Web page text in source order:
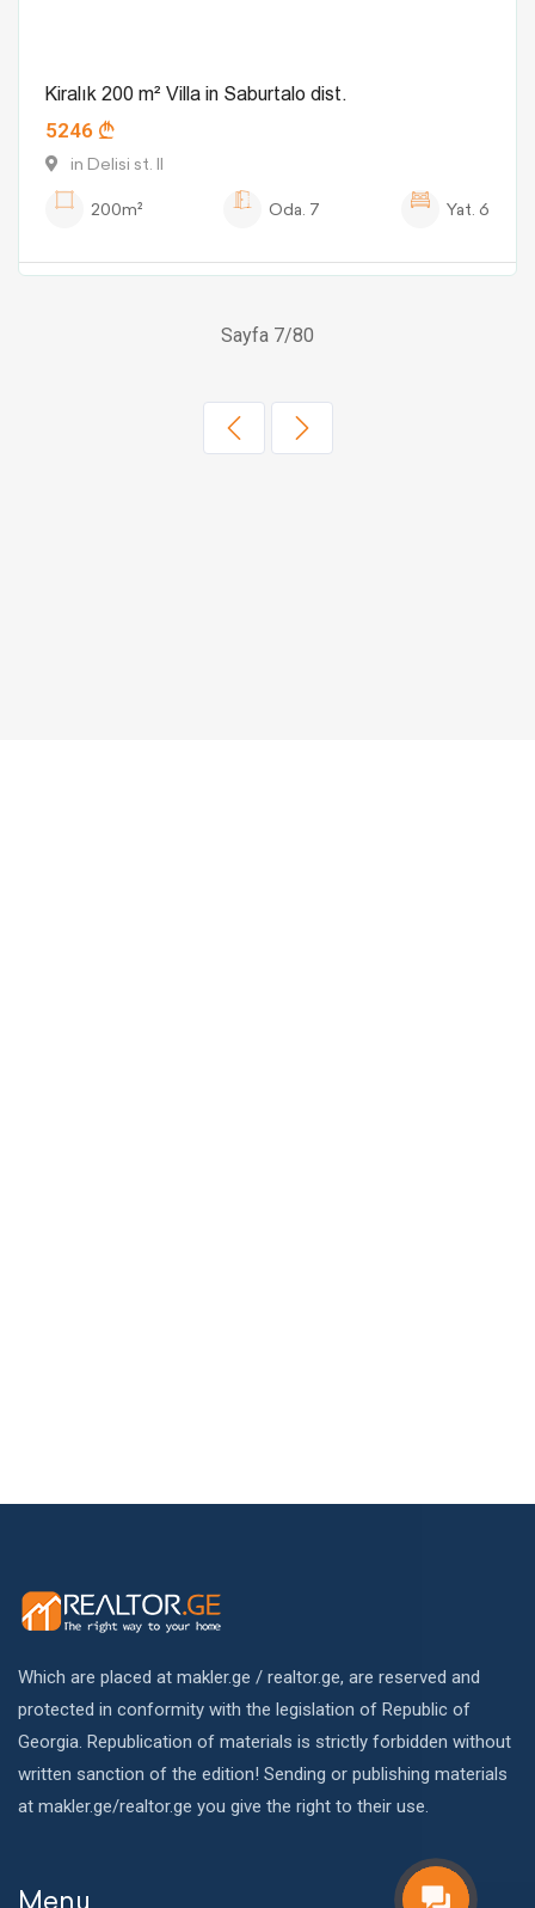
Kiralık 200 m² Villa in Saburtalo dist.
5246
in Delisi st. II
200m²
Oda. 7 Yat. 6
Sayfa 7/80
Which are placed at makler.ge / realtor.ge, are reserved and
protected in conformity with the legislation of Republic of
Georgia. Republication of materials is strictly forbidden without
written sanction of the edition! Sending or publishing materials
at makler.ge/realtor.ge you give the right to their use.